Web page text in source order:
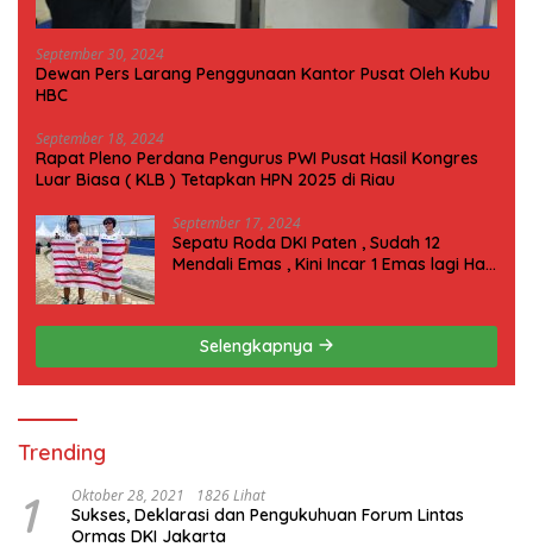
September 30, 2024
Dewan Pers Larang Penggunaan Kantor Pusat Oleh Kubu
HBC
September 18, 2024
Rapat Pleno Perdana Pengurus PWI Pusat Hasil Kongres
Luar Biasa ( KLB ) Tetapkan HPN 2025 di Riau
September 17, 2024
Sepatu Roda DKI Paten , Sudah 12
Mendali Emas , Kini Incar 1 Emas lagi Hari
Selengkapnya
Trending
1 Oktober 28, 2021 1826 Lihat
Sukses, Deklarasi dan Pengukuhuan Forum Lintas
Ormas DKI Jakarta